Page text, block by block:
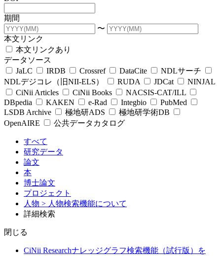
期間
〜
本文リンク
本文リンクあり
データソース
JaLC
IRDB Crossref DataCite
NDLサーチ
NDLデジコレ（旧NII-ELS）
RUDA JDCat
NINJAL
CiNii Articles
CiNii Books
NACSIS-CAT/ILL
DBpedia
KAKEN e-Rad Integbio
PubMed
LSDB Archive
極地研ADS
極地研学術DB
OpenAIRE
公共データカタログ
すべて
研究データ
論文
本
博士論文
プロジェクト
人物 > 人物検索機能について
詳細検索
閉じる
CiNii Researchナレッジグラフ検索機能（試行版）を